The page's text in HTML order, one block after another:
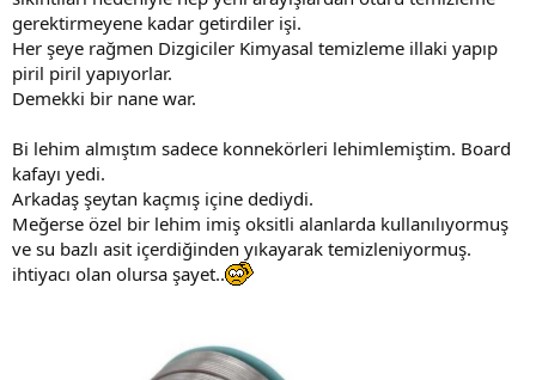
gerektirmeyene kadar getirdiler işi.
Her şeye rağmen Dizgiciler Kimyasal temizleme illaki yapıp
piril piril yapıyorlar.
Demekki bir nane war.
Bi lehim almıştım sadece konnekörleri lehimlemiştim. Board
kafayı yedi.
Arkadaş şeytan kaçmış içine dediydi.
Meğerse özel bir lehim imiş oksitli alanlarda kullanılıyormuş
ve su bazlı asit içerdiğinden yıkayarak temizleniyormuş.
ihtiyacı olan olursa şayet..